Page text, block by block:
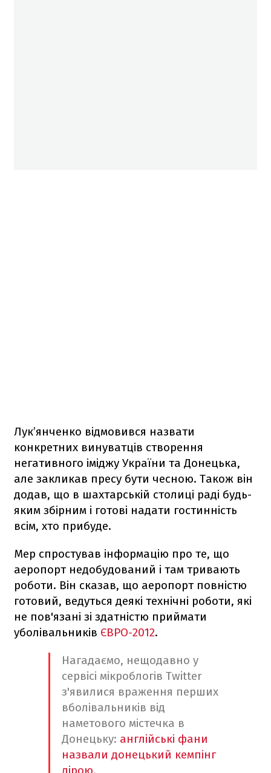
Лук’янченко відмовився назвати
конкретних винуватців створення
негативного іміджу України та Донецька,
але закликав пресу бути чесною. Також він
додав, що в шахтарській столиці раді будь-
яким збірним і готові надати гостинність
всім, хто прибуде.
Мер спростував інформацію про те, що
аеропорт недобудований і там тривають
роботи. Він сказав, що аеропорт повністю
готовий, ведуться деякі технічні роботи, які
не пов'язані зі здатністю приймати
уболівальників ЄВРО-2012.
Нагадаємо, нещодавно у
сервісі мікроблогів Twitter
з'явилися враження перших
вболівальників від
наметового містечка в
Донецьку: англійські фани
назвали донецький кемпінг
дірою.